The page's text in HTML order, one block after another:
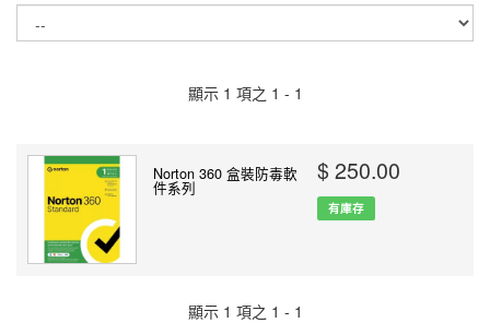
顯示 1 項之 1 - 1
Norton 360 盒裝防毒軟
件系列
$ 250.00
有庫存
顯示 1 項之 1 - 1